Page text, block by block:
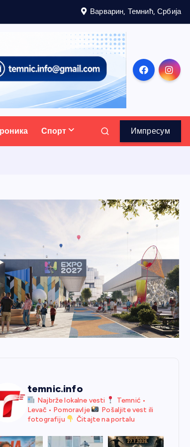
Варварин, Темнић, Србија
Спорт Импресум
temnic.info
Najbrže lokalne vesti
Temnić •
Levač • Pomoravlje
Pošaljite vest ili
fotografiju
Čitajte na portalu